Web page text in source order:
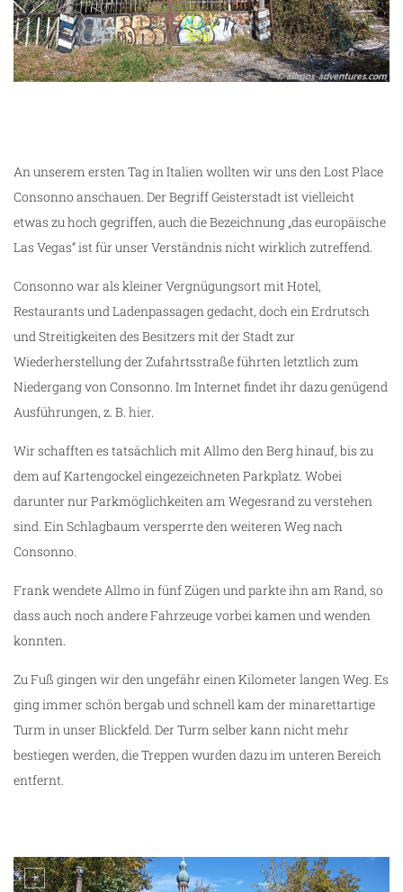
An unserem ersten Tag in Italien wollten wir uns den Lost Place
Consonno anschauen. Der Begriff Geisterstadt ist vielleicht
etwas zu hoch gegriffen, auch die Bezeichnung „das europäische
Las Vegas“ ist für unser Verständnis nicht wirklich zutreffend.
Consonno war als kleiner Vergnügungsort mit Hotel,
Restaurants und Ladenpassagen gedacht, doch ein Erdrutsch
und Streitigkeiten des Besitzers mit der Stadt zur
Wiederherstellung der Zufahrtsstraße führten letztlich zum
Niedergang von Consonno. Im Internet findet ihr dazu genügend
Ausführungen, z. B. hier.
Wir schafften es tatsächlich mit Allmo den Berg hinauf, bis zu
dem auf Kartengockel eingezeichneten Parkplatz. Wobei
darunter nur Parkmöglichkeiten am Wegesrand zu verstehen
sind. Ein Schlagbaum versperrte den weiteren Weg nach
Consonno.
Frank wendete Allmo in fünf Zügen und parkte ihn am Rand, so
dass auch noch andere Fahrzeuge vorbei kamen und wenden
konnten.
Zu Fuß gingen wir den ungefähr einen Kilometer langen Weg. Es
ging immer schön bergab und schnell kam der minarettartige
Turm in unser Blickfeld. Der Turm selber kann nicht mehr
bestiegen werden, die Treppen wurden dazu im unteren Bereich
entfernt.